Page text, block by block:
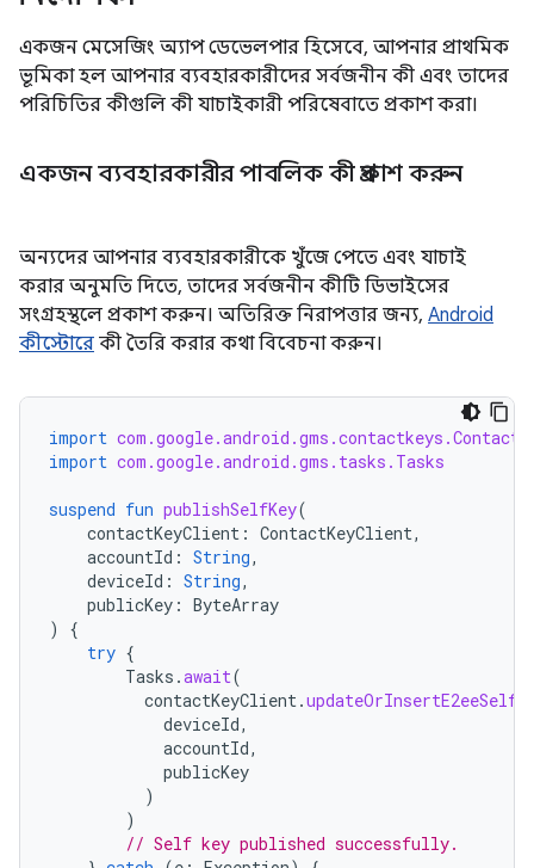
একজন মেসেজিং অ্যাপ ডেভেলপার হিসেবে, আপনার প্রাথমিক
ভূমিকা হল আপনার ব্যবহারকারীদের সর্বজনীন কী এবং তাদের
পরিচিতির কীগুলি কী যাচাইকারী পরিষেবাতে প্রকাশ করা।
একজন ব্যবহারকারীর পাবলিক কী প্রকাশ করুন
অন্যদের আপনার ব্যবহারকারীকে খুঁজে পেতে এবং যাচাই
করার অনুমতি দিতে, তাদের সর্বজনীন কীটি ডিভাইসের
সংগ্রহস্থলে প্রকাশ করুন। অতিরিক্ত নিরাপত্তার জন্য, Android
কীস্টোরে কী তৈরি করার কথা বিবেচনা করুন।
import
import com.google.android.gms.tasks.Tasks
suspend fun publishSelfKey(
contactKeyClient : ContactKeyClient,
accountId : String,
deviceId : String,
publicKey : ByteArray
)
{
try {
Tasks .await(
contactKeyClient.
deviceId,
accountId,
publicKey
)
)
// Self key published successfully.